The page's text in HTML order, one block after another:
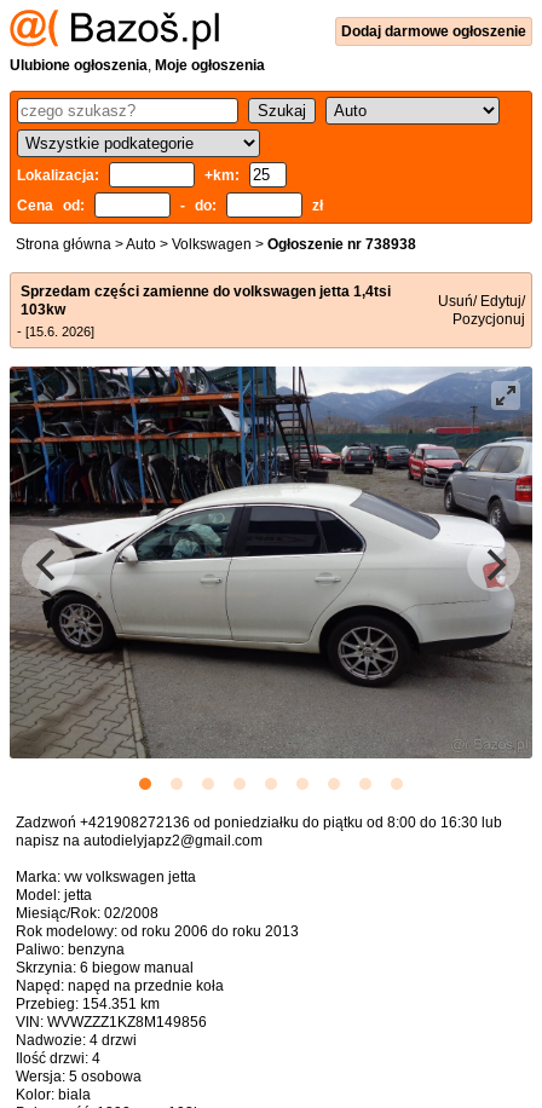
Dodaj darmowe ogłoszenie
Ulubione ogłoszenia, Moje ogłoszenia
Lokalizacja:
+km:
Cena od:
- do: zł
Strona główna >Auto > Volkswagen > Ogłoszenie nr 738938
Sprzedam części zamienne do volkswagen jetta 1,4tsi
103kw
- [15.6. 2026]
Usuń/ Edytuj/
Pozycjonuj
Zadzwoń +421908272136 od poniedziałku do piątku od 8:00 do 16:30 lub
napisz na autodielyjapz2@gmail.com
Marka: vw volkswagen jetta
Model: jetta
Miesiąc/Rok: 02/2008
Rok modelowy: od roku 2006 do roku 2013
Paliwo: benzyna
Skrzynia: 6 biegow manual
Napęd: napęd na przednie koła
Przebieg: 154.351 km
VIN: WVWZZZ1KZ8M149856
Nadwozie: 4 drzwi
Ilość drzwi: 4
Wersja: 5 osobowa
Kolor: biala